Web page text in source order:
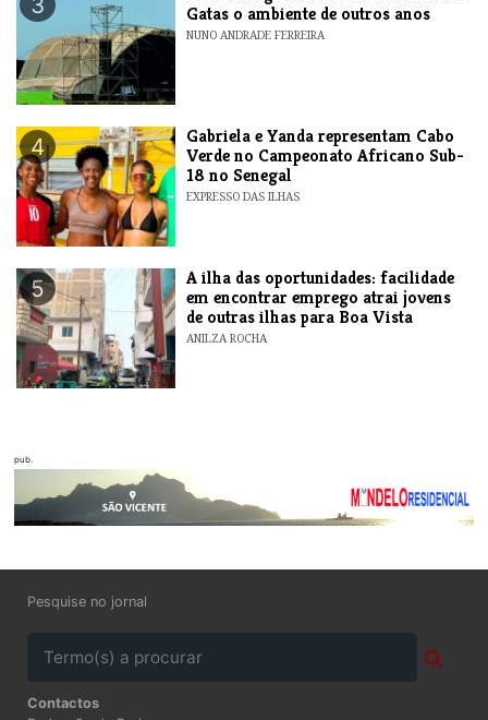
Gatas o ambiente de outros anos
NUNO ANDRADE FERREIRA
4
Gabriela e Yanda representam Cabo
Verde no Campeonato Africano Sub-
18 no Senegal
EXPRESSO DAS ILHAS
5
A ilha das oportunidades: facilidade
em encontrar emprego atrai jovens
de outras ilhas para Boa Vista
ANILZA ROCHA
pub.
Pesquise no jornal
Contactos